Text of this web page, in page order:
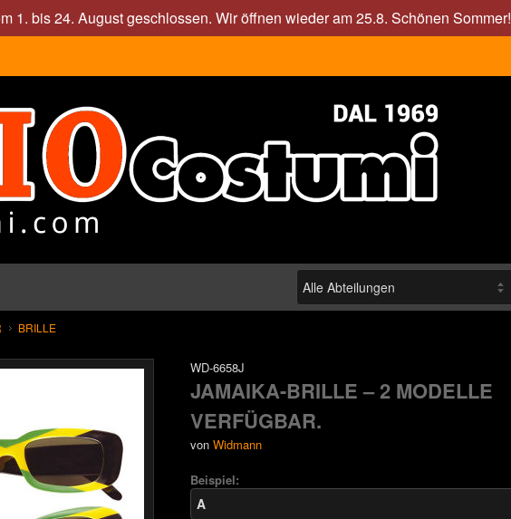
1. bis 24. August geschlossen. Wir öffnen wieder am 25.8. Schönen Sommer!
BRILLE
WD-6658J
JAMAIKA-BRILLE – 2 MODELLE
VERFÜGBAR.
von Widmann
Beispiel: